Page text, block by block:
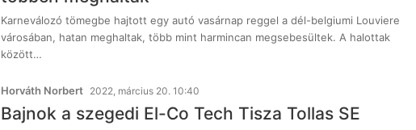
Karneválozó tömegbe hajtott egy autó vasárnap reggel a dél-belgiumi Louviere
városában, hatan meghaltak, több mint harmincan megsebesültek. A halottak
között…
Horváth Norbert 2022, március 20. 10:40
Bajnok a szegedi El-Co Tech Tisza Tollas SE